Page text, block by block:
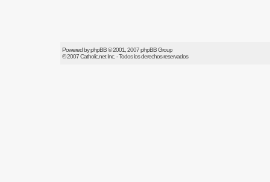
Powered byphpBB© 2001, 2007 phpBB Group
© 2007Catholic.netInc. - Todos los derechos reservados